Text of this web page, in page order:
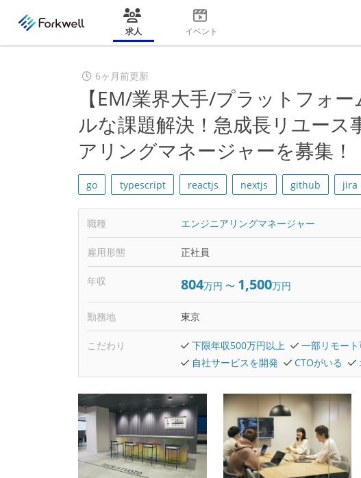
求人 イベント
6ヶ月前更新
【EM/業界大手/プラットフォ
ルな課題解決！急成長リユー
アリングマネージャーを募集！
go typescript reactjs nextjs github jira
職種 エンジニアリングマネージャー
雇用形態 正社員
年収 804万円 〜 1,500万円
勤務地 東京
こだわり 下限年収500万円以上 一部リモー
自社サービスを開発
CTOがいる